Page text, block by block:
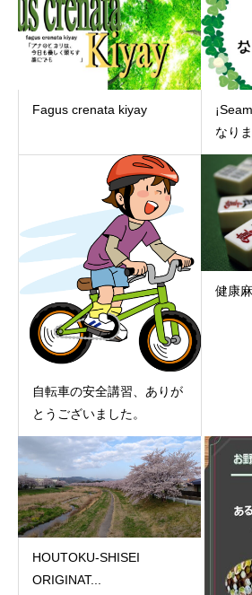
Fagus crenata kiyay
なり
自転車の安全講習、ありが
とうございました。
健康
HOUTOKU-SHISEI
ORIGINAT...